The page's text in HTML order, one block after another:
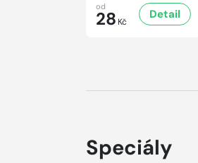
od
28 Kč
Detail
Speciály